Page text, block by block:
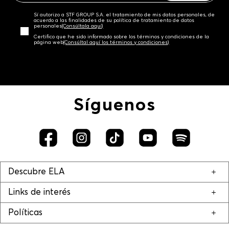
Sí autorizo a STF GROUP S.A. el tratamiento de mis datos personales, de
acuerdo a las finalidades de su política de tratamiento de datos
personales‎(Consúltala aquí)
Certifico que he sido informado sobre los términos y condiciones de la
página web‎(Consúltal aquí los términos y condiciones)
Síguenos
Descubre ELA
Links de interés
Políticas